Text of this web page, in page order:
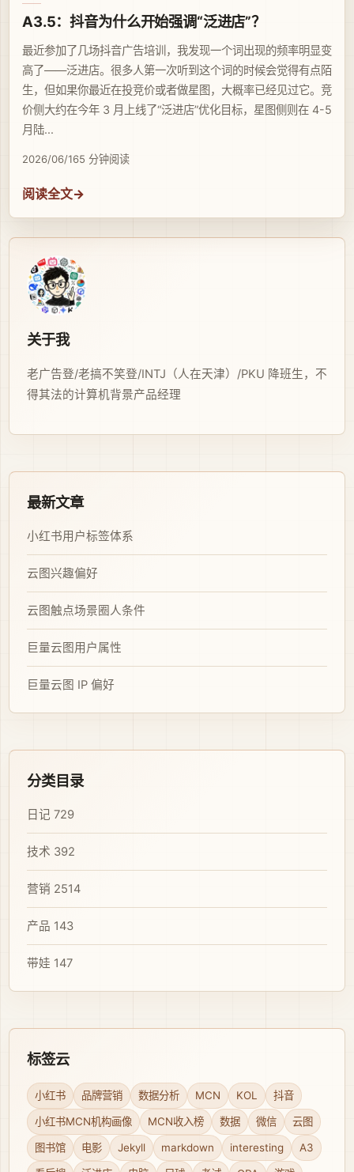
A3.5：抖音为什么开始强调“泛进店”？
最近参加了几场抖音广告培训，我发现一个词出现的频率明显变
高了——泛进店。很多人第一次听到这个词的时候会觉得有点陌
生，但如果你最近在投竞价或者做星图，大概率已经见过它。竞
价侧大约在今年 3 月上线了“泛进店”优化目标，星图侧则在 4-5
月陆...
2026/06/165 分钟阅读
阅读全文
关于我
老广告登/老搞不笑登/INTJ（人在天津）/PKU 降班生，不
得其法的计算机背景产品经理
最新文章
小红书用户标签体系
云图兴趣偏好
云图触点场景圈人条件
巨量云图用户属性
巨量云图 IP 偏好
分类目录
日记 729
技术 392
营销 2514
产品 143
带娃 147
标签云
小红书 品牌营销 数据分析 MCN KOL 抖音
小红书MCN机构画像 MCN收入榜 数据 微信 云图
图书馆 电影 Jekyll markdown interesting A3